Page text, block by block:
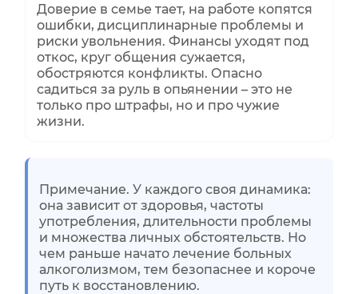
Доверие в семье тает, на работе копятся
ошибки, дисциплинарные проблемы и
риски увольнения. Финансы уходят под
откос, круг общения сужается,
обостряются конфликты. Опасно
садиться за руль в опьянении – это не
только про штрафы, но и про чужие
жизни.
Примечание. У каждого своя динамика:
она зависит от здоровья, частоты
употребления, длительности проблемы
и множества личных обстоятельств. Но
чем раньше начато лечение больных
алкоголизмом, тем безопаснее и короче
путь к восстановлению.